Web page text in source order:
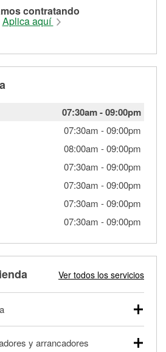
contratando
Aplica aquí
07:30am-09:00pm
07:30am -09:00pm
08:00am -09:00pm
07:30am -09:00pm
07:30am -09:00pm
07:30am -09:00pm
07:30am -09:00pm
Ver todos los servicios
vehículos comerciales y
y arrancadores